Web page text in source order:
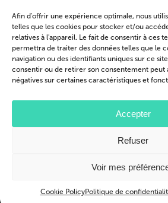
Afin d'offrir une expérience optimale, nous
telles que les cookies pour stocker et/ou
relatives à l'appareil. Le fait de consentir à ces
permettra de traiter des données telles que le
navigation ou des identifiants uniques sur ce
consentir ou de retirer son consentement peut
négatives sur certaines caractéristiques et
Accepter
Refuser
Voir mes
Cookie PolicyPolitique de
Housse de Tablet
Devenir revendeur
Profil de l’entreprise
déposées aux États-Unis et dans d'autres pays et